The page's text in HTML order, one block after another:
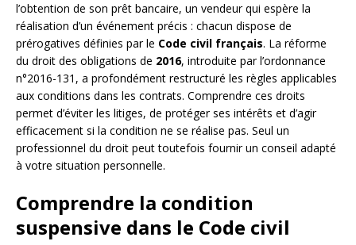
l’obtention de son prêt bancaire, un vendeur qui espère la
réalisation d’un événement précis : chacun dispose de
prérogatives définies par le Code civil français. La réforme
du droit des obligations de 2016, introduite par l’ordonnance
n°2016-131, a profondément restructuré les règles applicables
aux conditions dans les contrats. Comprendre ces droits
permet d’éviter les litiges, de protéger ses intérêts et d’agir
efficacement si la condition ne se réalise pas. Seul un
professionnel du droit peut toutefois fournir un conseil adapté
à votre situation personnelle.
Comprendre la condition
suspensive dans le Code civil